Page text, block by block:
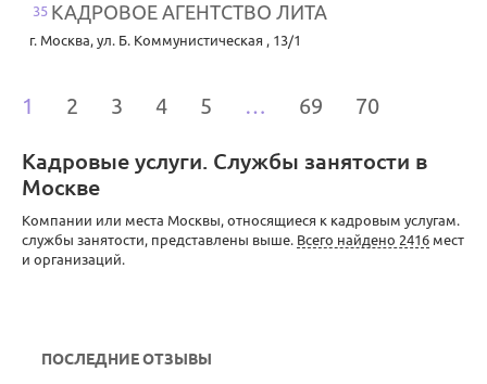
35 КАДРОВОЕ АГЕНТСТВО ЛИТА
г. Москва, ул. Б. Коммунистическая , 13/1
1 2 3 4 5 … 69 70
Кадровые услуги. Службы занятости в
Москве
Компании или места Москвы, относящиеся к кадровым услугам.
службы занятости, представлены выше. Всего найдено 2416 мест
и организаций.
ПОСЛЕДНИЕ ОТЗЫВЫ